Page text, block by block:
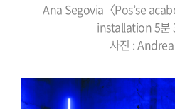
Ana Segovia〈Pos’se
installation 5분
사진 :